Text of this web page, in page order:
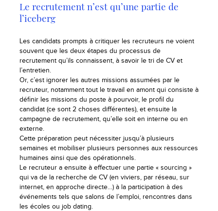
Le recrutement n’est qu’une partie de
l’iceberg
Les candidats prompts à critiquer les recruteurs ne voient
souvent que les deux étapes du processus de
recrutement qu’ils connaissent, à savoir le tri de CV et
l’entretien.
Or, c’est ignorer les autres missions assumées par le
recruteur, notamment tout le travail en amont qui consiste à
définir les missions du poste à pourvoir, le profil du
candidat (ce sont 2 choses différentes), et ensuite la
campagne de recrutement, qu’elle soit en interne ou en
externe.
Cette préparation peut nécessiter jusqu’à plusieurs
semaines et mobiliser plusieurs personnes aux ressources
humaines ainsi que des opérationnels.
Le recruteur a ensuite à effectuer une partie « sourcing »
qui va de la recherche de CV (en viviers, par réseau, sur
internet, en approche directe…) à la participation à des
événements tels que salons de l’emploi, rencontres dans
les écoles ou job dating.